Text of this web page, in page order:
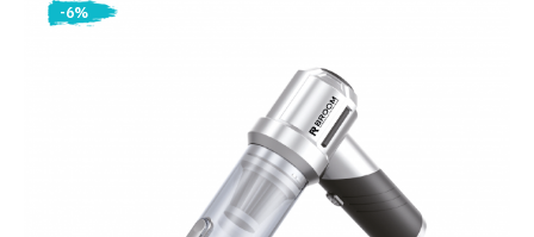
-6%